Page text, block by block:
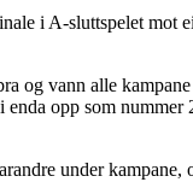
i A-sluttspelet mot
og vann alle
opp som nummer
under kampane,